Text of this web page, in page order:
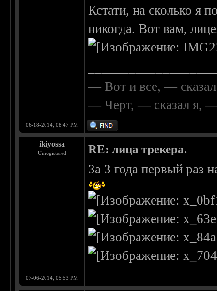
Кстати, на сколько я
никогда. Вот вам,
— Вот и все, —
— Черт, — сказал я, —
06-18-2014, 08:47 PM
ikiyossa
Unregistered RE: лица трекера.
За 3 года первый раз
07-06-2014, 05:53 PM